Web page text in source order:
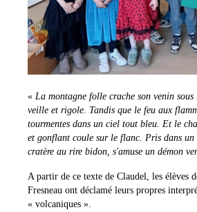
« La montagne folle crache son venin
veille et rigole. Tandis que le feu aux
tourmentes dans un ciel tout bleu. Et le
et gonflant coule sur le flanc. Pris dans un
cratère au rire bidon, s'amuse un démon
A partir de ce texte de Claudel, les élèves
Fresneau ont déclamé leurs propres
« volcaniques ».